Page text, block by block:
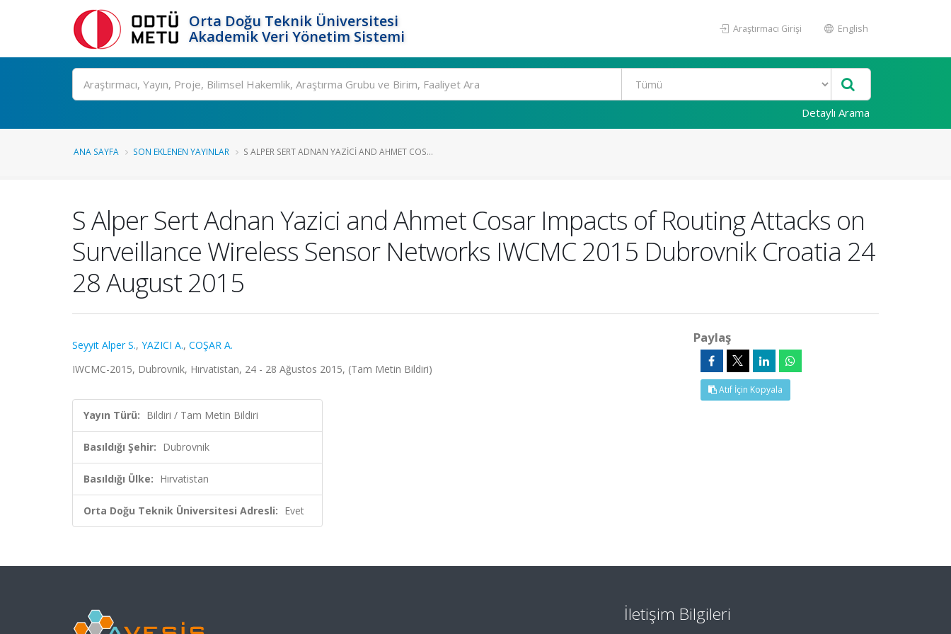
Orta Doğu Teknik Üniversitesi
Akademik Veri Yönetim Sistemi
Araştırmacı Girişi English
Ara
Detaylı Arama
ANA SAYFA SON EKLENEN YAYINLAR S ALPER SERT ADNAN YAZICI AND AHMET COS...
S Alper Sert Adnan Yazici and Ahmet Cosar Impacts of Routing Attacks on
Surveillance Wireless Sensor Networks IWCMC 2015 Dubrovnik Croatia 24
28 August 2015
Seyyit Alper S., YAZICI A., COŞAR A.
IWCMC-2015, Dubrovnik, Hırvatistan, 24 - 28 Ağustos 2015, (Tam Metin Bildiri)
Yayın Türü: Bildiri / Tam Metin Bildiri
Basıldığı Şehir: Dubrovnik
Basıldığı Ülke: Hırvatistan
Orta Doğu Teknik Üniversitesi Adresli: Evet
Paylaş
Atıf İçin Kopyala
İletişim Bilgileri